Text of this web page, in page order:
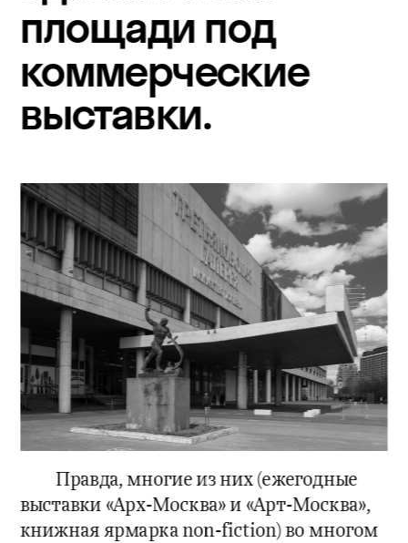
площади под
коммерческие
выставки.
Правда, многие из них (ежегодные
выставки «Арх-Москва» и «Арт-Москва»,
книжная ярмарка non-fiction) во многом